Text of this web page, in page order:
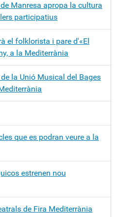
Manresa apropa la cultura
participatius
el folklorista i pare d'«El
a la Mediterrània
la Unió Musical del Bages
que es podran veure a la
estrenen nou
de Fira Mediterrània